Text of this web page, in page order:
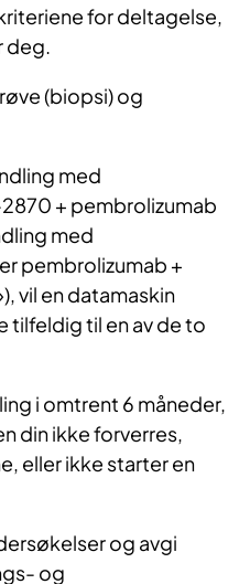
for deltagelse,
deg.
(biopsi) og
med
+ pembrolizumab
med
pembrolizumab +
vil en datamaskin
til en av de to
i omtrent 6 måneder,
din ikke forverres,
eller ikke starter en
og avgi
og